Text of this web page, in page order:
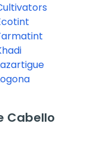
Cabello